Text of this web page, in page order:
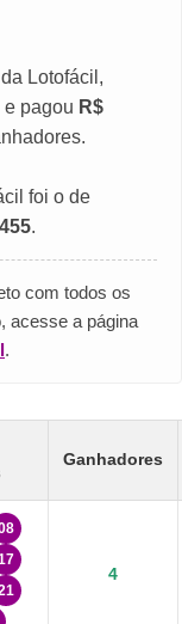
Lotofácil,
pagou R$
foi o de
.
com todos os
acesse a página
.
Ganhadores
4